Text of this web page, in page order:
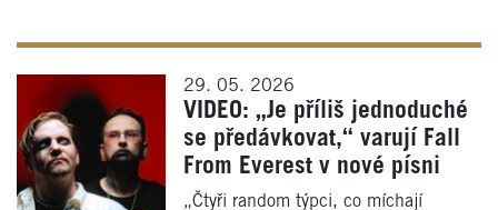
29. 05. 2026
VIDEO: „Je příliš jednoduché
se předávkovat,“ varují Fall
From Everest v nové písni
„Čtyři random týpci, co míchají